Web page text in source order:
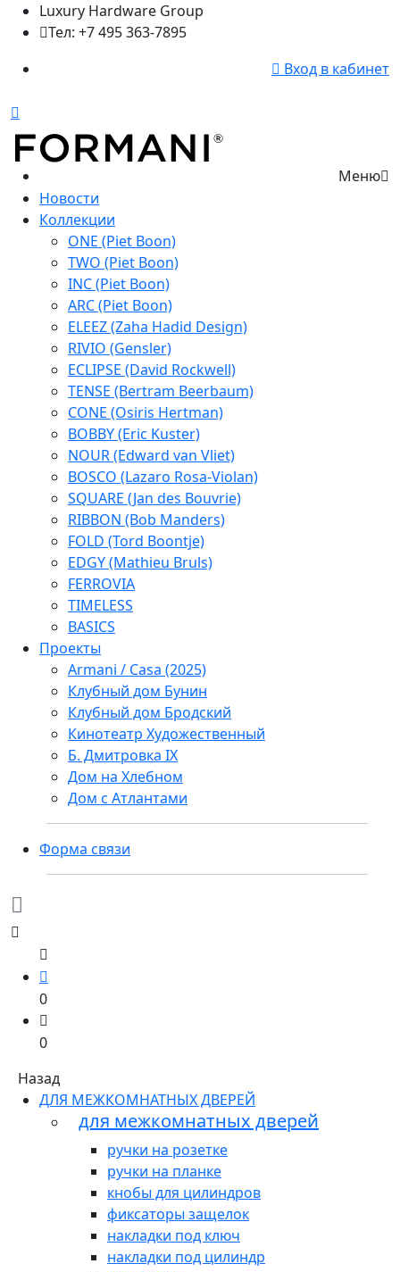
Luxury Hardware Group
Тел: +7 495 363-7895
Вход в кабинет
Меню
Новости
Коллекции
ONE (Piet Boon)
TWO (Piet Boon)
INC (Piet Boon)
ARC (Piet Boon)
ELEEZ (Zaha Hadid Design)
RIVIO (Gensler)
ECLIPSE (David Rockwell)
TENSE (Bertram Beerbaum)
CONE (Osiris Hertman)
BOBBY (Eric Kuster)
NOUR (Edward van Vliet)
BOSCO (Lazaro Rosa-Violan)
SQUARE (Jan des Bouvrie)
RIBBON (Bob Manders)
FOLD (Tord Boontje)
EDGY (Mathieu Bruls)
FERROVIA
TIMELESS
BASICS
Проекты
Armani / Casa (2025)
Клубный дом Бунин
Клубный дом Бродский
Кинотеатр Художественный
Б. Дмитровка IX
Дом на Хлебном
Дом с Атлантами
Форма связи
0
0
Назад
ДЛЯ МЕЖКОМНАТНЫХ ДВЕРЕЙ
для межкомнатных дверей
ручки на розетке
ручки на планке
кнобы для цилиндров
фиксаторы защелок
накладки под ключ
накладки под цилиндр